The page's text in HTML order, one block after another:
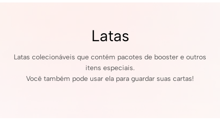
Latas
Latas colecionáveis que contém pacotes de booster e outros
itens especiais.
Você também pode usar ela para guardar suas cartas!